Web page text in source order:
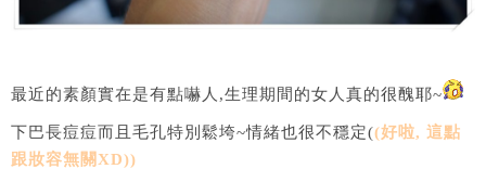
最近的素顏實在是有點嚇人,生理期間的女人真的很醜耶~
下巴長痘痘而且毛孔特別鬆垮~情緒也很不穩定((好啦, 這點
跟妝容無關XD))